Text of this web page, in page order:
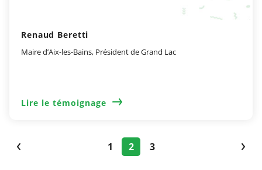
Renaud Beretti
Maire d’Aix-les-Bains, Président de Grand Lac
Lire le témoignage
1 2 3